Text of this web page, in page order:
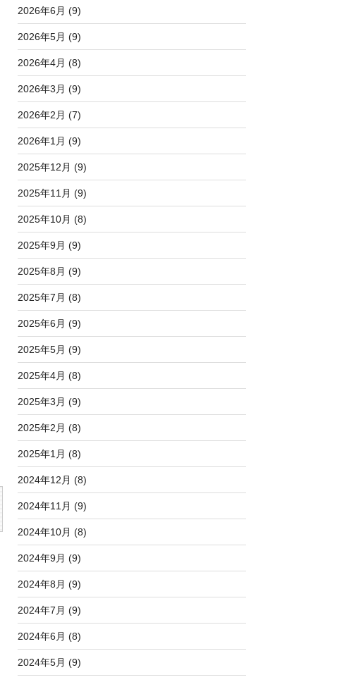
2026年6月 (9)
2026年5月 (9)
2026年4月 (8)
2026年3月 (9)
2026年2月 (7)
2026年1月 (9)
2025年12月 (9)
2025年11月 (9)
2025年10月 (8)
2025年9月 (9)
2025年8月 (9)
2025年7月 (8)
2025年6月 (9)
2025年5月 (9)
2025年4月 (8)
2025年3月 (9)
2025年2月 (8)
2025年1月 (8)
2024年12月 (8)
2024年11月 (9)
2024年10月 (8)
2024年9月 (9)
2024年8月 (9)
2024年7月 (9)
2024年6月 (8)
2024年5月 (9)